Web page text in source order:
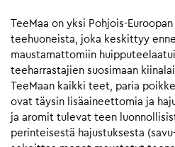
TeeMaa on yksi Pohjois-
teehuoneista, joka keskittyy
maustamattomiin
teeharrastajien suosimaan
TeeMaan kaikki teet, paria
ovat täysin lisäaineettomia ja
ja aromit tulevat teen
perinteisestä hajustuksesta